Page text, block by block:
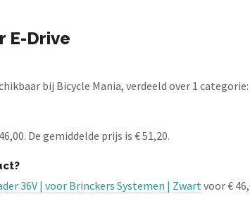
E-Drive
bij Bicycle Mania, verdeeld over 1
De gemiddelde prijs is € 51,20.
36V | voor Brinckers Systemen | Zwartvoor €